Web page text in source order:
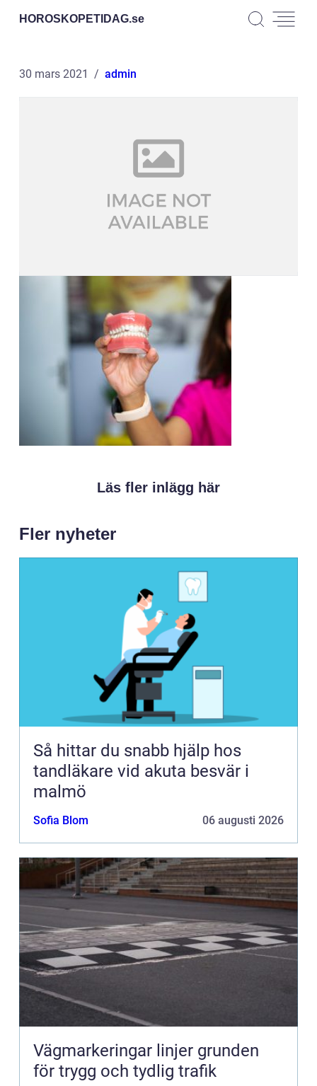
HOROSKOPETIDAG.se
30 mars 2021 admin
Läs fler inlägg här
Fler nyheter
Så hittar du snabb hjälp hos
tandläkare vid akuta besvär i
malmö
Sofia Blom 06 augusti 2026
Vägmarkeringar linjer grunden
för trygg och tydlig trafik